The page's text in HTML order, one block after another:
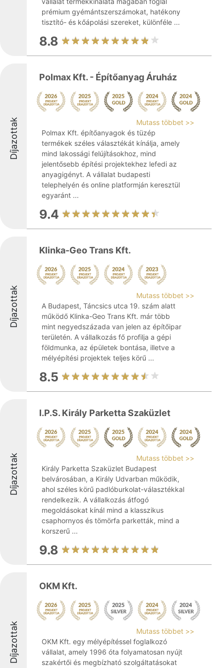
prémium gyémántszerszámokat, hatékony
tisztító- és kőápolási szereket, különféle ...
8.8
Díjazottak
Polmax Kft. - Építőanyag Áruház
Mutass többet >>
Polmax Kft. építőanyagok és tüzép
termékek széles választékát kínálja, amely
mind lakossági felújításokhoz, mind
jelentősebb építési projektekhez lefedi az
anyagigényt. A vállalat budapesti
telephelyén és online platformján keresztül
egyaránt ...
9.4
Díjazottak
Klinka-Geo Trans Kft.
Mutass többet >>
A Budapest, Táncsics utca 19. szám alatt
működő Klinka-Geo Trans Kft. már több
mint negyedszázada van jelen az építőipar
területén. A vállalkozás fő profilja a gépi
földmunka, az épületek bontása, illetve a
mélyépítési projektek teljes körű ...
8.5
Díjazottak
I.P.S. Király Parketta Szaküzlet
Mutass többet >>
Király Parketta Szaküzlet Budapest
belvárosában, a Király Udvarban működik,
ahol széles körű padlóburkolat-választékkal
rendelkezik. A vállalkozás átfogó
megoldásokat kínál mind a klasszikus
csaphornyos és tömörfa parketták, mind a
korszerű ...
9.8
Díjazottak
OKM Kft.
Mutass többet >>
OKM Kft. egy mélyépítéssel foglalkozó
vállalat, amely 1996 óta folyamatosan nyújt
szakértői és megbízható szolgáltatásokat